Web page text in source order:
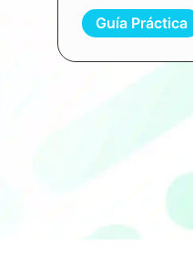
Guía Práctica